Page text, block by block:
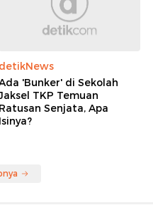
detikNews
'Bunker' di Sekolah
TKP Temuan
Ratusan Senjata, Apa
Isinya?